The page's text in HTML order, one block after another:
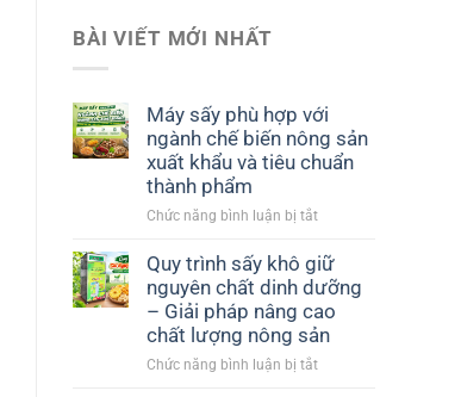
BÀI VIẾT MỚI NHẤT
Máy sấy phù hợp với
ngành chế biến nông sản
xuất khẩu và tiêu chuẩn
thành phẩm
Chức năng bình luận bị tắtở
sấy
phù
với
ngành
chế
Quy trình sấy khô giữ
nguyên chất dinh dưỡng
– Giải pháp nâng cao
chất lượng nông sản
Chức năng bình luận bị tắtở